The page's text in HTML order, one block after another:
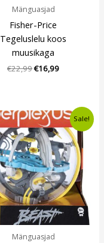
Mänguasjad
Fisher-Price
Tegeluslelu koos
muusikaga
€22,99€16,99
Sale!
Mänguasjad
Algne
hind
oli:
€13,10.
Current
price
is:
€11,49.